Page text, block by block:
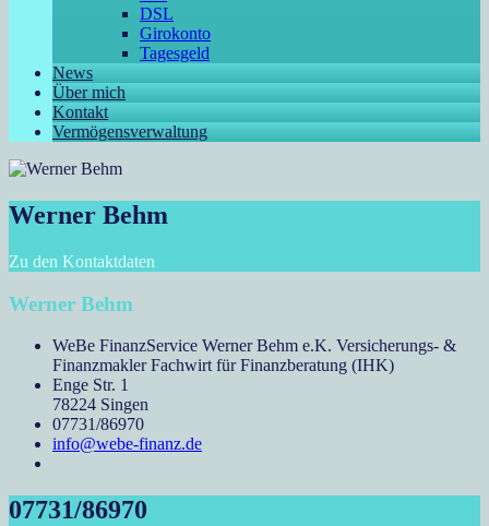
DSL
Girokonto
Tagesgeld
News
Über mich
Kontakt
Vermögensverwaltung
Werner Behm
Zu den Kontaktdaten
Werner Behm
WeBe FinanzService Werner Behm e.K. Versicherungs- &
Finanzmakler Fachwirt für Finanzberatung (IHK)
Enge Str. 1
78224 Singen
07731/86970
info@webe-finanz.de
07731/86970